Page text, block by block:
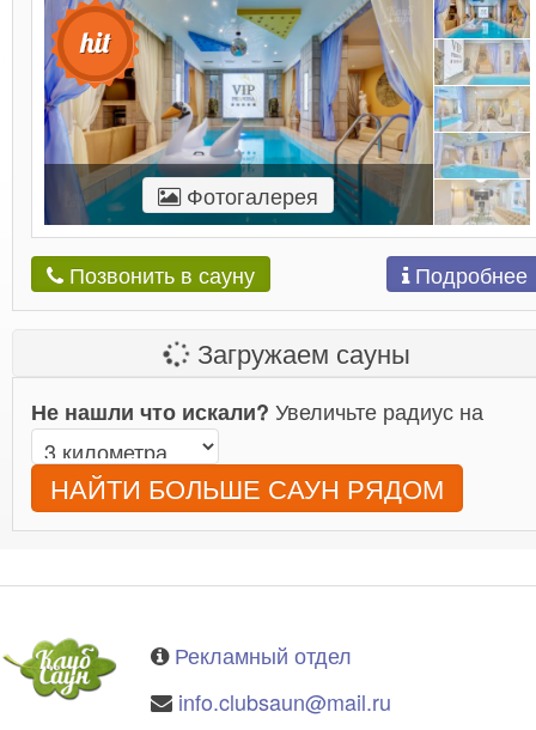
Фотогалерея
Позвонить в сауну Подробнее
Загружаем сауны
Не нашли что искали? Увеличьте радиус на
НАЙТИ БОЛЬШЕ САУН РЯДОМ
Рекламный отдел
info.clubsaun@mail.ru